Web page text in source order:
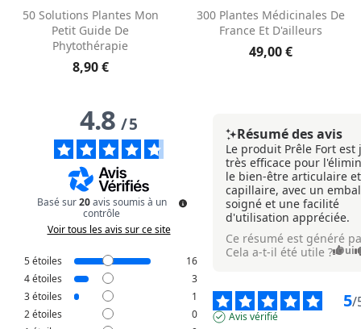
50 Solutions Plantes Mon
Petit Guide De
Phytothérapie
8,90 €
300 Plantes Médicinales De
France Et D'ailleurs
49,00 €
4.8/5
Basé sur20 avis soumis à un
contrôle
Voir tous les avis sur ce site
5étoiles
16
4étoiles
3
3étoiles
1
2étoiles
0
Résumé des avis
Le produit Prêle Fort est
très efficace pour
le bien-être articulaire et
capillaire, avec un
soigné et une facilité
d'utilisation appréciée.
Ce résumé est généré
Cela a-t-il été utile ? Oui
5/
Avis vérifié